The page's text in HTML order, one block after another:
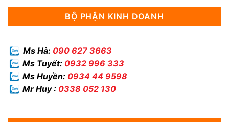
BỘ PHẬN KINH DOANH
Ms Hà: 090 627 3663
Ms Tuyết: 0932 996 333
Ms Huyền: 0934 44 9598
Mr Huy : 0338 052 130